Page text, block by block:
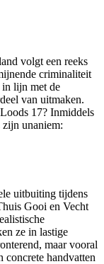
volgt een reeks
criminaliteit
in lijn met de
van uitmaken.
17? Inmiddels
zijn unaniem:
uitbuiting tijdens
Gooi en Vecht
ze in lastige
maar vooral
handvatten